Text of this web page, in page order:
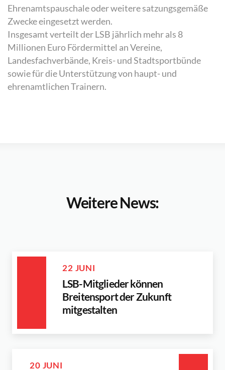
Ehrenamtspauschale oder weitere satzungsgemäße
Zwecke eingesetzt werden.
Insgesamt verteilt der LSB jährlich mehr als 8
Millionen Euro Fördermittel an Vereine,
Landesfachverbände, Kreis- und Stadtsportbünde
sowie für die Unterstützung von haupt- und
ehrenamtlichen Trainern.
Weitere News:
22 JUNI
LSB-Mitglieder können
Breitensport der Zukunft
mitgestalten
20 JUNI